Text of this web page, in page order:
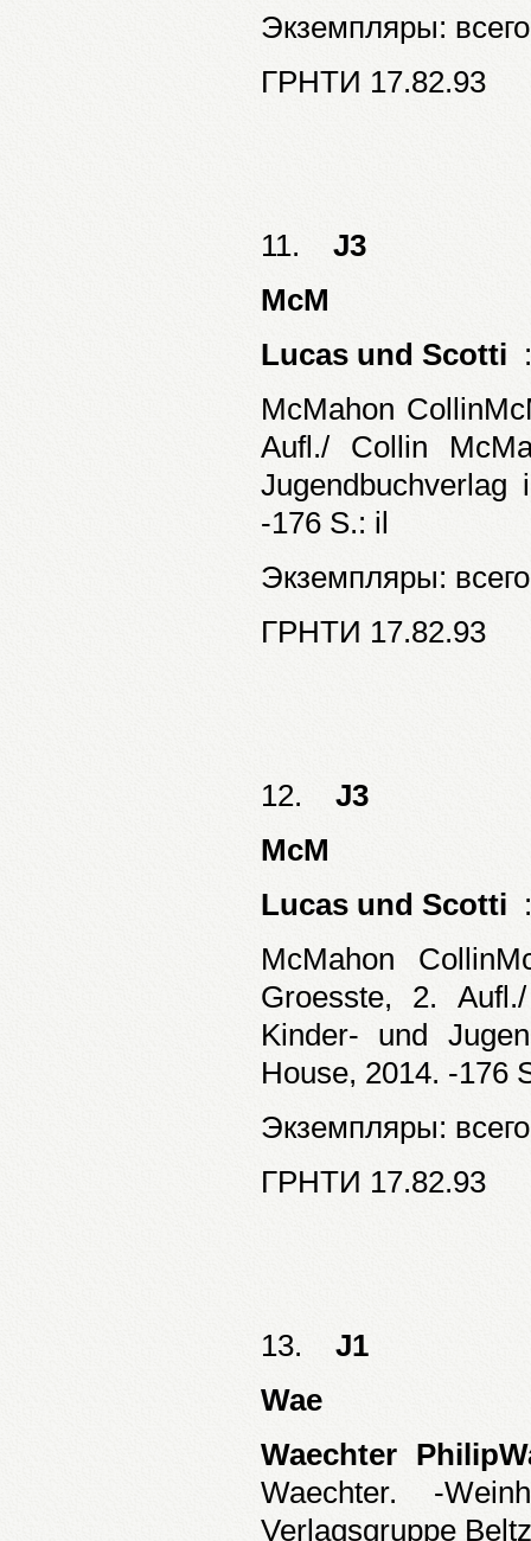
Экземпляры:
ГРНТИ 17.82.93
11. J3
McM
Lucas und Scotti
McMahon
Aufl./ Collin
-176 S.: il
Экземпляры:
ГРНТИ 17.82.93
12. J3
McM
Lucas und Scotti
McMahon
Groesste, 2.
Kinder- und
House, 2014. -176
Экземпляры:
ГРНТИ 17.82.93
13. J1
Wae
Waechter
Waechter. -
Verlagsgruppe